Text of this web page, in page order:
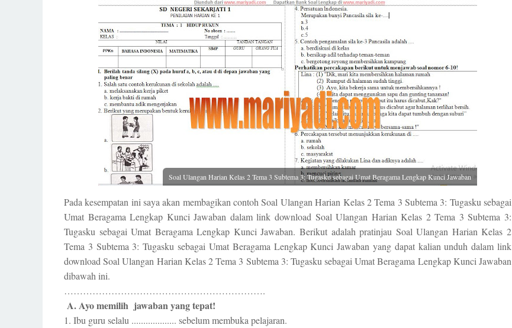
Soal Ulangan Harian Kelas 2 Tema 3 Subtema 3: Tugasku sebagai Umat Beragama Lengkap Kunci Jawaban
Pada kesempatan ini saya akan membagikan contoh Soal Ulangan Harian Kelas 2 Tema 3 Subtema 3: Tugasku sebagai
Umat Beragama Lengkap Kunci Jawaban dalam link download Soal Ulangan Harian Kelas 2 Tema 3 Subtema 3:
Tugasku sebagai Umat Beragama Lengkap Kunci Jawaban. Berikut adalah pratinjau Soal Ulangan Harian Kelas 2
Tema 3 Subtema 3: Tugasku sebagai Umat Beragama Lengkap Kunci Jawaban yang dapat kalian unduh dalam link
download Soal Ulangan Harian Kelas 2 Tema 3 Subtema 3: Tugasku sebagai Umat Beragama Lengkap Kunci Jawaban
dibawah ini.
……………………………………………………….
A. Ayo memilih jawaban yang tepat!
1. Ibu guru selalu ................... sebelum membuka pelajaran.